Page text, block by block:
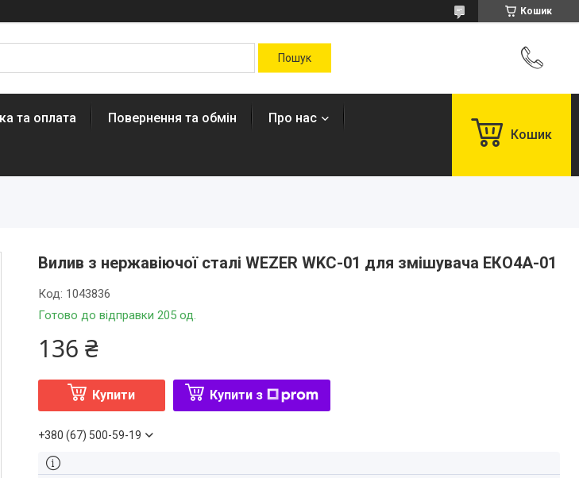
Кошик
та оплата Повернення та обмін Про нас
Кошик
Вилив з нержавіючої сталі WEZER WKC-01 для змішувача ЕКО4A-01
Готово до відправки 205 од.
Код: 1043836
136 ₴
Купити Купити з
+380 (67) 500-59-19